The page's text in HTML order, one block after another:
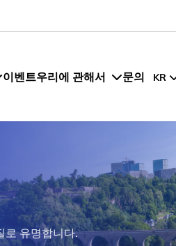
이벤트우리에 관해서 문의 KR
로 유명합니다.